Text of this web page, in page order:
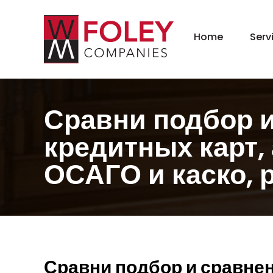
Home
Сравни подбор
кредитных
ОСАГО и каско,
Сравни подбор и